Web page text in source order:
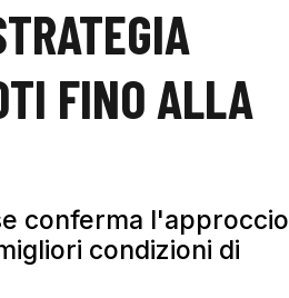
FINO ALLA
conferma l'approccio
condizioni di